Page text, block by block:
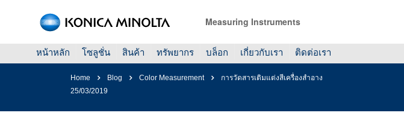
Measuring Instruments
หน้าหลัก โซลูชั่น สินค้า ทรัพยากร บล็อก เกี่ยวกับเรา ติดต่อเรา
Home Blog Color Measurement
การวัดสารเติมแต่งสีเครื่องสำอาง
25/03/2019